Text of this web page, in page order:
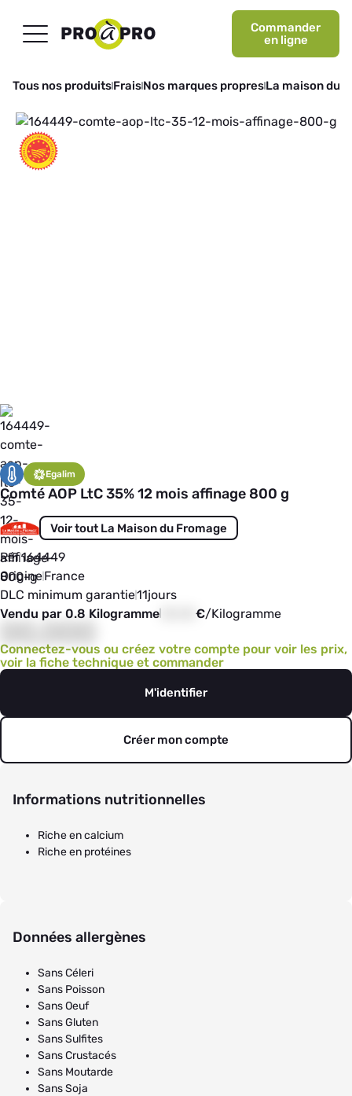
Commander
en ligne
Tous nos produitsFraisNos marques propresLa maison du
Egalim
Comté AOP LtC 35% 12 mois affinage 800 g
Voir tout La Maison du Fromage
Réf164449
OrigineFrance
DLC minimum garantie11jours
Vendu par 0.8 Kilogramme
€/Kilogramme
Connectez-vous ou créez votre compte pour voir les prix,
voir la fiche technique et commander
M'identifier
Créer mon compte
Informations nutritionnelles
Riche en calcium
Riche en protéines
Données allergènes
Sans Céleri
Sans Poisson
Sans Oeuf
Sans Gluten
Sans Sulfites
Sans Crustacés
Sans Moutarde
Sans Soja